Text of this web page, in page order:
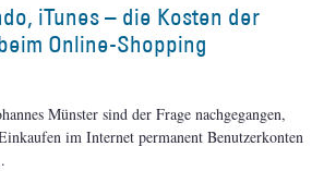
iTunes – die Kosten der
Online-Shopping
Münster sind der Frage nachgegangen,
im Internet permanent Benutzerkonten